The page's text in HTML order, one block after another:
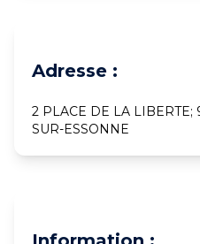
Adresse :
2 PLACE DE LA LIBERTE;
SUR-ESSONNE